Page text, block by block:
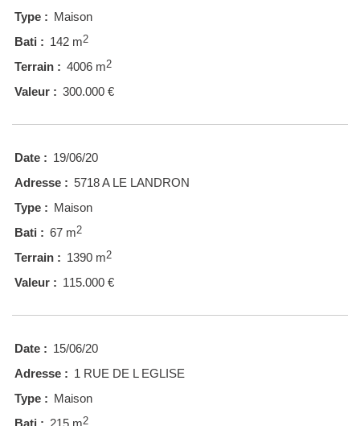
Type : Maison
Bati : 142 m2
Terrain : 4006 m2
Valeur : 300.000 €
Date : 19/06/20
Adresse : 5718 A LE LANDRON
Type : Maison
Bati : 67 m2
Terrain : 1390 m2
Valeur : 115.000 €
Date : 15/06/20
Adresse : 1 RUE DE L EGLISE
Type : Maison
Bati : 215 m2